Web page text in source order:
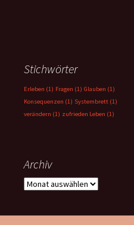
Stichwörter
Erleben (1) Fragen (1) Glauben (1)
Konsequenzen (1) Systembrett (1)
verändern (1) zufrieden Leben (1)
Archiv
Archiv